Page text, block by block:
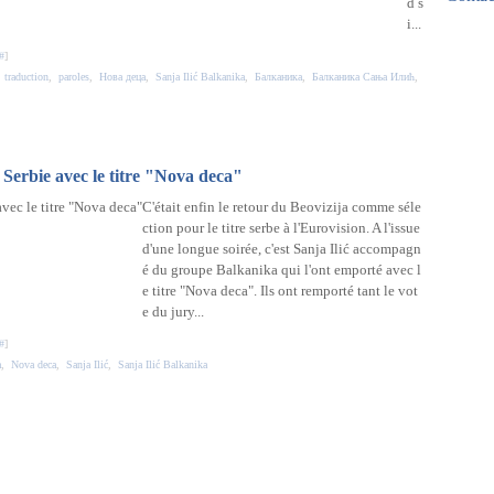
i...
#]
traduction paroles Hова деца Sanja Ilić Balkanika Балканика Балканика Сања Илић
avec le titre "Nova deca"
C'était enfin le retour du Beovizija comme séle
ction pour le titre serbe à l'Eurovision. A l'issue
d'une longue soirée, c'est Sanja Ilić accompagn
é du groupe Balkanika qui l'ont emporté avec l
e titre "Nova deca". Ils ont remporté tant le vot
e du jury...
#]
Nova deca Sanja Ilić Sanja Ilić Balkanika